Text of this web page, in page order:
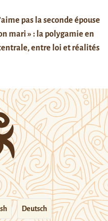
pas la seconde épouse
mari » : la polygamie en
entre loi et réalités
Deutsch